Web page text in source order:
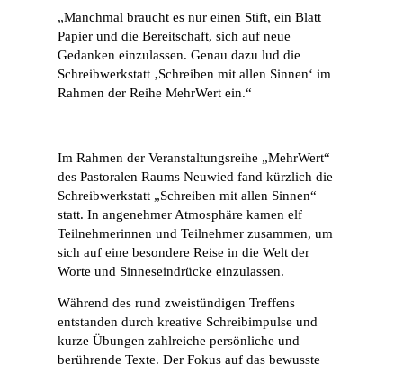
„Manchmal braucht es nur einen Stift, ein Blatt
Papier und die Bereitschaft, sich auf neue
Gedanken einzulassen. Genau dazu lud die
Schreibwerkstatt ‚Schreiben mit allen Sinnen‘ im
Rahmen der Reihe MehrWert ein.“
Im Rahmen der Veranstaltungsreihe „MehrWert“
des Pastoralen Raums Neuwied fand kürzlich die
Schreibwerkstatt „Schreiben mit allen Sinnen“
statt. In angenehmer Atmosphäre kamen elf
Teilnehmerinnen und Teilnehmer zusammen, um
sich auf eine besondere Reise in die Welt der
Worte und Sinneseindrücke einzulassen.
Während des rund zweistündigen Treffens
entstanden durch kreative Schreibimpulse und
kurze Übungen zahlreiche persönliche und
berührende Texte. Der Fokus auf das bewusste